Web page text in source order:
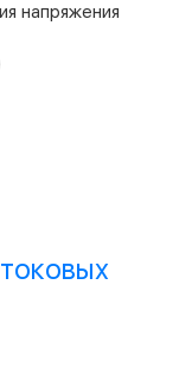
напряжения